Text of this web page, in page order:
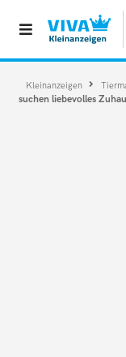
Kleinanzeigen
suchen liebevolles